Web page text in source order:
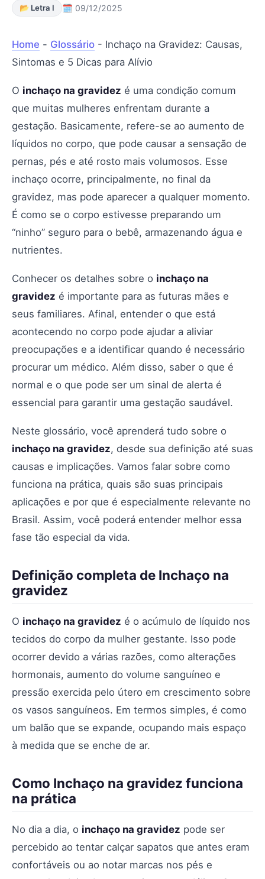
📂 Letra I 🗓 09/12/2025
Home - Glossário - Inchaço na Gravidez: Causas,
Sintomas e 5 Dicas para Alívio
O inchaço na gravidez é uma condição comum
que muitas mulheres enfrentam durante a
gestação. Basicamente, refere-se ao aumento de
líquidos no corpo, que pode causar a sensação de
pernas, pés e até rosto mais volumosos. Esse
inchaço ocorre, principalmente, no final da
gravidez, mas pode aparecer a qualquer momento.
É como se o corpo estivesse preparando um
“ninho” seguro para o bebê, armazenando água e
nutrientes.
Conhecer os detalhes sobre o inchaço na
gravidez é importante para as futuras mães e
seus familiares. Afinal, entender o que está
acontecendo no corpo pode ajudar a aliviar
preocupações e a identificar quando é necessário
procurar um médico. Além disso, saber o que é
normal e o que pode ser um sinal de alerta é
essencial para garantir uma gestação saudável.
Neste glossário, você aprenderá tudo sobre o
inchaço na gravidez, desde sua definição até suas
causas e implicações. Vamos falar sobre como
funciona na prática, quais são suas principais
aplicações e por que é especialmente relevante no
Brasil. Assim, você poderá entender melhor essa
fase tão especial da vida.
Definição completa de Inchaço na
gravidez
O inchaço na gravidez é o acúmulo de líquido nos
tecidos do corpo da mulher gestante. Isso pode
ocorrer devido a várias razões, como alterações
hormonais, aumento do volume sanguíneo e
pressão exercida pelo útero em crescimento sobre
os vasos sanguíneos. Em termos simples, é como
um balão que se expande, ocupando mais espaço
à medida que se enche de ar.
Como Inchaço na gravidez funciona
na prática
No dia a dia, o inchaço na gravidez pode ser
percebido ao tentar calçar sapatos que antes eram
confortáveis ou ao notar marcas nos pés e